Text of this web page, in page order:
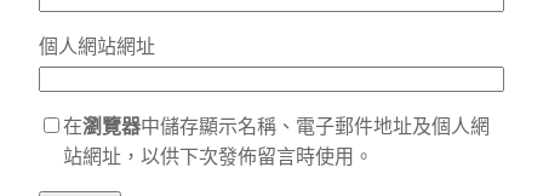
個人網站網址
在瀏覽器中儲存顯示名稱、電子郵件地址及個人網
站網址，以供下次發佈留言時使用。